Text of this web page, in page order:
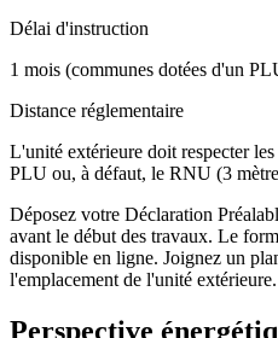
Délai d'instruction
1 mois (communes dotées d'un
Distance réglementaire
L'unité extérieure doit respecter
PLU ou, à défaut, le RNU (3
Déposez votre Déclaration
avant le début des travaux. Le
disponible en ligne. Joignez un
l'emplacement de l'unité extérieure.
Perspective